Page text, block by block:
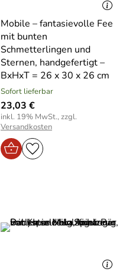
Mobile – fantasievolle Fee
mit bunten
Schmetterlingen und
Sternen, handgefertigt –
BxHxT = 26 x 30 x 26 cm
Sofort lieferbar
23,03 €
inkl. 19% MwSt., zzgl.
Versandkosten